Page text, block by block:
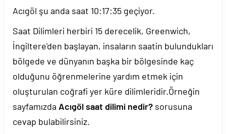
Acıgöl şu anda saat 10:17:35 geçiyor.
Saat Dilimleri herbiri 15 derecelik, Greenwich,
İngiltere'den başlayan, insaların saatin bulundukları
bölgede ve dünyanın başka bir bölgesinde kaç
olduğunu öğrenmelerine yardım etmek için
oluşturulan coğrafi yer küre dilimleridir.Örneğin
sayfamızda Acıgöl saat dilimi nedir? sorusuna
cevap bulabilirsiniz.